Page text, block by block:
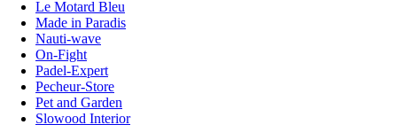
Le Motard Bleu
Made in Paradis
Nauti-wave
On-Fight
Padel-Expert
Pecheur-Store
Pet and Garden
Slowood Interior